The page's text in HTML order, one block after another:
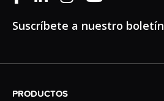
Suscríbete a nuestro boletín
PRODUCTOS